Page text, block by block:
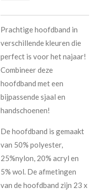
Prachtige hoofdband in
verschillende kleuren die
perfect is voor het najaar!
Combineer deze
hoofdband met een
bijpassende sjaal en
handschoenen!
De hoofdband is gemaakt
van 50% polyester,
25%nylon, 20% acryl en
5% wol. De afmetingen
van de hoofdband zijn 23 x